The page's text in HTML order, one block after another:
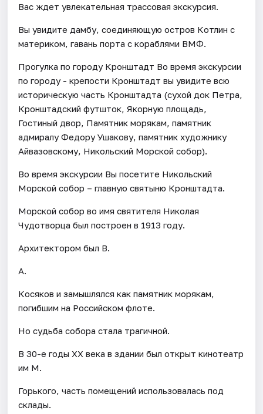
Вас ждет увлекательная трассовая экскурсия.
Вы увидите дамбу, соединяющую остров Котлин с
материком, гавань порта с кораблями ВМФ.
Прогулка по городу Кронштадт Во время экскурсии
по городу - крепости Кронштадт вы увидите всю
историческую часть Кронштадта (сухой док Петра,
Кронштадский футшток, Якорную площадь,
Гостиный двор, Памятник морякам, памятник
адмиралу Федору Ушакову, памятник художнику
Айвазовскому, Никольский Морской собор).
Во время экскурсии Вы посетите Никольский
Морской собор – главную святыню Кронштадта.
Морской собор во имя святителя Николая
Чудотворца был построен в 1913 году.
Архитектором был В.
А.
Косяков и замышлялся как памятник морякам,
погибшим на Российском флоте.
Но судьба собора стала трагичной.
В 30-е годы XX века в здании был открыт кинотеатр
им М.
Горького, часть помещений использовалась под
склады.